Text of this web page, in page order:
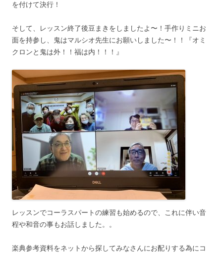
を付けて決行！
そして、レッスン終了後豆まきをしましたよ〜！手作りミニお
面を持参し、鬼はマルシオ先生にお願いしました〜！！『オミ
クロンと鬼は外！！福は内！！！』
レッスンでコーラスパートの練習も始めるので、これに伴い音
程や和音の事もお話しました。。
楽典参考資料をネットから探してみなさんにお配りする為にコ